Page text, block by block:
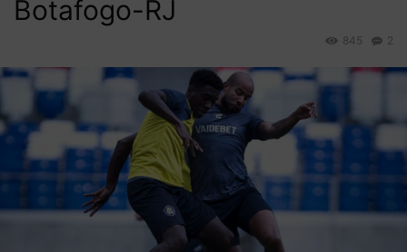
Botafogo-RJ
2
845